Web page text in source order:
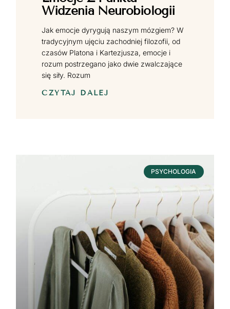
Widzenia Neurobiologii
Jak emocje dyrygują naszym mózgiem? W
tradycyjnym ujęciu zachodniej filozofii, od
czasów Platona i Kartezjusza, emocje i
rozum postrzegano jako dwie zwalczające
się siły. Rozum
CZYTAJ DALEJ
PSYCHOLOGIA